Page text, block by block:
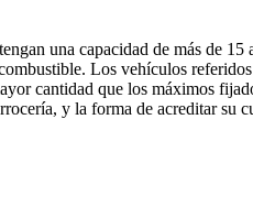
una capacidad de más de
Los vehículos
cantidad que los máximos
y la forma de acreditar su